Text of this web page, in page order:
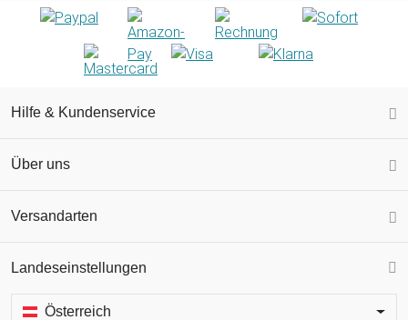
Hilfe & Kundenservice
Über uns
Versandarten
Landeseinstellungen
Österreich